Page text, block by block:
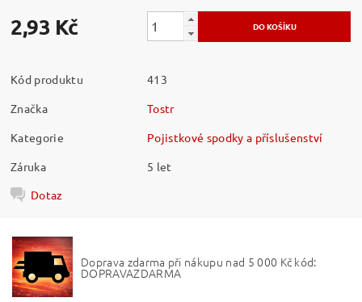
2,93 Kč
Kód produktu
413
Značka
Tostr
Kategorie
Pojistkové spodky a příslušenství
Záruka
5 let
Dotaz
Doprava zdarma při nákupu nad 5 000 Kč kód:
DOPRAVAZDARMA